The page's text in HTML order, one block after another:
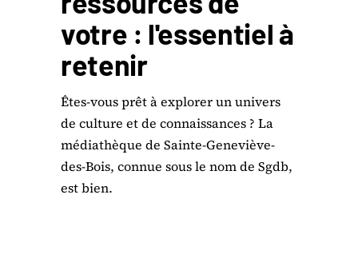
votre : l'essentiel à
retenir
Êtes-vous prêt à explorer un univers
de culture et de connaissances ? La
médiathèque de Sainte-Geneviève-
des-Bois, connue sous le nom de Sgdb,
est bien.